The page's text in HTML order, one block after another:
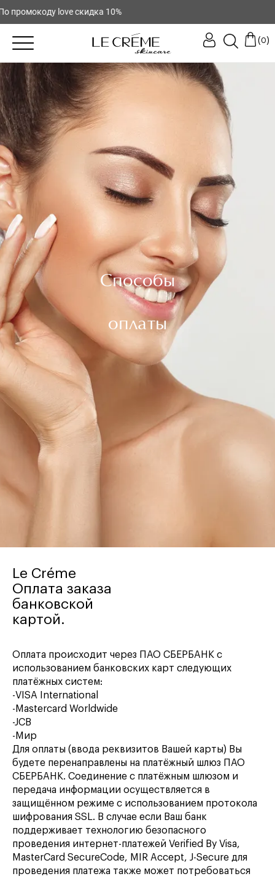
love скидка 10%
(0)
Способы
оплаты
Le Créme
Оплата заказа
банковской
картой.
Оплата происходит через ПАО СБЕРБАНК с
использованием банковских карт следующих
платёжных систем:
-VISA International
-Mastercard Worldwide
-JCB
-Мир
Для оплаты (ввода реквизитов Вашей карты) Вы
будете перенаправлены на платёжный шлюз ПАО
СБЕРБАНК. Соединение с платёжным шлюзом и
передача информации осуществляется в
защищённом режиме с использованием протокола
шифрования SSL. В случае если Ваш банк
поддерживает технологию безопасного
проведения интернет-платежей Verified By Visa,
MasterCard SecureCode, MIR Accept, J-Secure для
проведения платежа также может потребоваться